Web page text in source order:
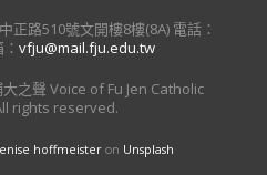
正路510號文開樓8樓(8A) 電話：
vfju@mail.fju.edu.tw
之聲 Voice of Fu Jen Catholic
rights reserved.
hoffmeister on Unsplash